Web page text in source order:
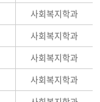
사회복지학과
사회복지학과
사회복지학과
사회복지학과